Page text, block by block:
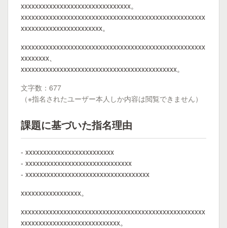
xxxxxxxxxxxxxxxxxxxxxxxxxxxxxxx。
xxxxxxxxxxxxxxxxxxxxxxxxxxxxxxxxxxxxxxxxxxxxxxxxxxxx
xxxxxxxxxxxxxxxxxxxxxxx。
xxxxxxxxxxxxxxxxxxxxxxxxxxxxxxxxxxxxxxxxxxxxxxxxxxxx
xxxxxxxx、
xxxxxxxxxxxxxxxxxxxxxxxxxxxxxxxxxxxxxxxxxxxx。
文字数：677
（※指名されたユーザー本人しか内容は閲覧できません）
課題に基づいた指名理由
- xxxxxxxxxxxxxxxxxxxxxxxxx
- xxxxxxxxxxxxxxxxxxxxxxxxxxxxxx
- xxxxxxxxxxxxxxxxxxxxxxxxxxxxxxxxxxx
xxxxxxxxxxxxxxxxx。
xxxxxxxxxxxxxxxxxxxxxxxxxxxxxxxxxxxxxxxxxxxxxxxxxxxx
xxxxxxxxxxxxxxxxxxxxxxxxxxxx。